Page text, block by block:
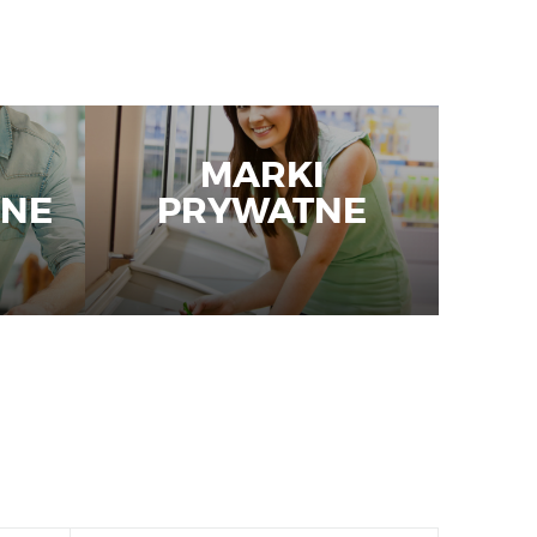
MARKI
PRYWATNE